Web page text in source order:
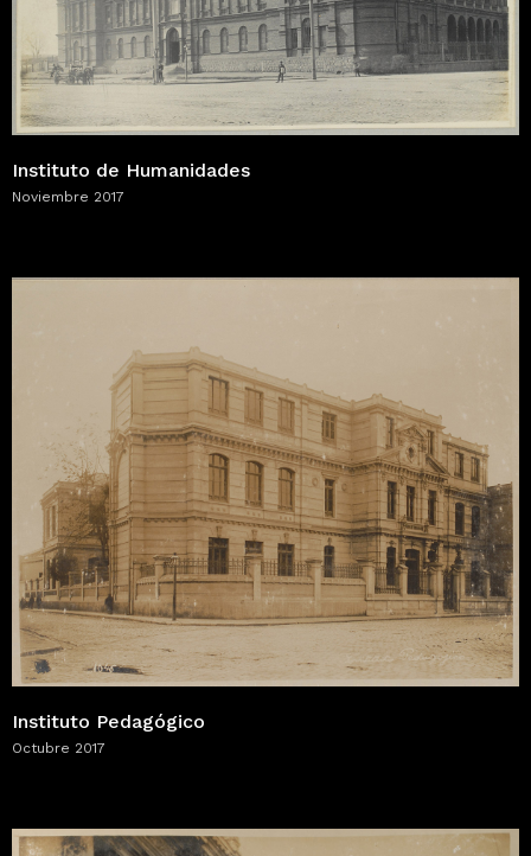
Instituto de Humanidades
Noviembre 2017
Instituto Pedagógico
Octubre 2017